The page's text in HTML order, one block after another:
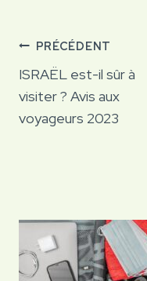
Navigation
de
l’article
PRÉCÉDENT
ISRAËL est-il sûr à
visiter ? Avis aux
voyageurs 2023